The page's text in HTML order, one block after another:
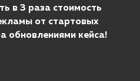
в 3 раза стоимость
от стартовых
обновлениями кейса!